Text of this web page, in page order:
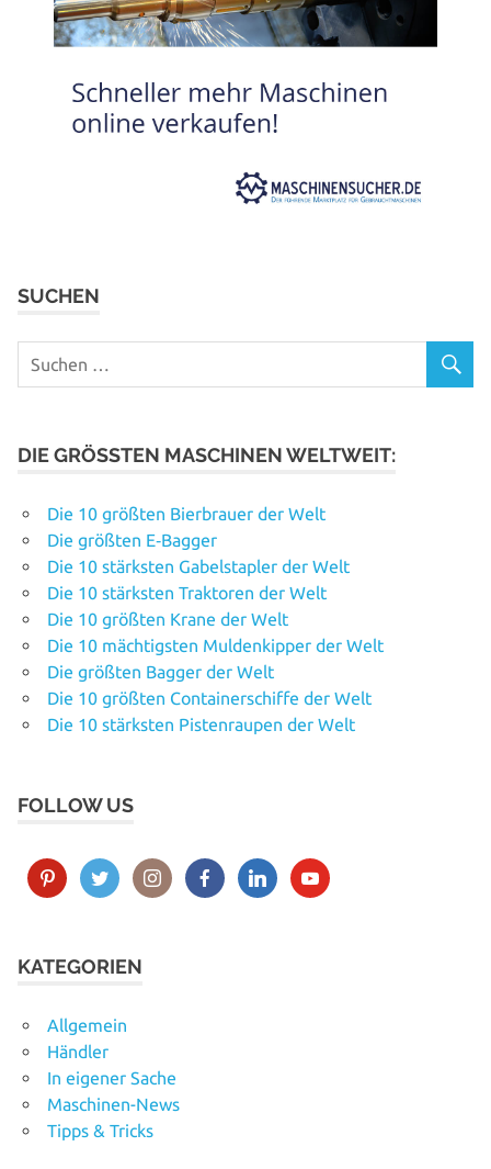
SUCHEN
DIE GRÖSSTEN MASCHINEN WELTWEIT:
Die 10 größten Bierbrauer der Welt
Die größten E‑Bagger
Die 10 stärksten Gabelstapler der Welt
Die 10 stärksten Traktoren der Welt
Die 10 größten Krane der Welt
Die 10 mächtigsten Muldenkipper der Welt
Die größten Bagger der Welt
Die 10 größten Containerschiffe der Welt
Die 10 stärksten Pistenraupen der Welt
FOLLOW US
KATEGORIEN
Allgemein
Händler
In eigener Sache
Maschinen-News
Tipps & Tricks